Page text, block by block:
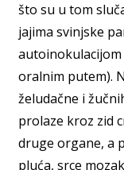
što su u tom
jajima svinjske
autoinokulacijom
oralnim putem).
želudačne i
prolaze kroz zid
druge organe, a
pluća, srce